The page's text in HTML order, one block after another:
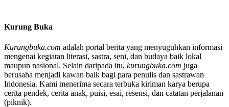
Kurung Buka
Kurungbuka.com adalah portal berita yang menyuguhkan informasi
mengenai kegiatan literasi, sastra, seni, dan budaya baik lokal
maupun nasional. Selain daripada itu, kurungbuka.com juga
berusaha menjadi kawan baik bagi para penulis dan sastrawan
Indonesia. Kami menerima secara terbuka kiriman karya berupa
cerita pendek, cerita anak, puisi, esai, resensi, dan catatan perjalanan
(piknik).